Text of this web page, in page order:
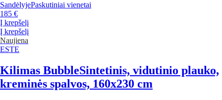
SandėlyjePaskutiniai vienetai
185 €
Į krepšelį
Į krepšelį
Naujiena
ESTE
Kilimas BubbleSintetinis, vidutinio plauko,
kreminės spalvos, 160x230 cm